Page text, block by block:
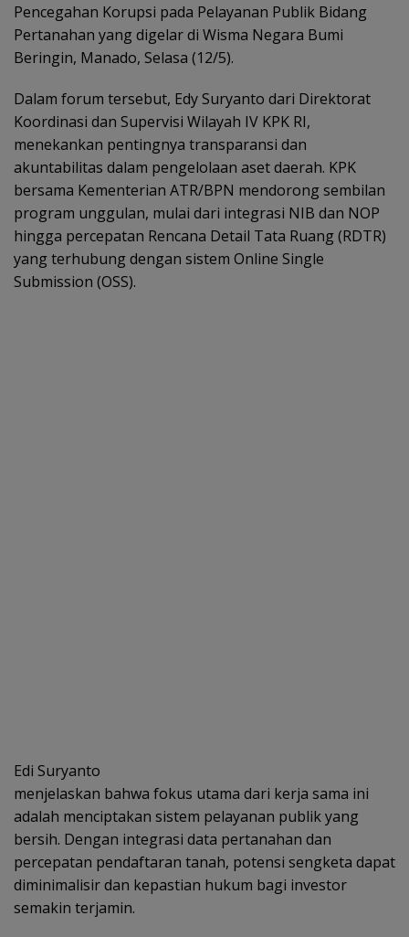
Pencegahan Korupsi pada Pelayanan Publik Bidang
Pertanahan yang digelar di Wisma Negara Bumi
Beringin, Manado, Selasa (12/5).
Dalam forum tersebut, Edy Suryanto dari Direktorat
Koordinasi dan Supervisi Wilayah IV KPK RI,
menekankan pentingnya transparansi dan
akuntabilitas dalam pengelolaan aset daerah. KPK
bersama Kementerian ATR/BPN mendorong sembilan
program unggulan, mulai dari integrasi NIB dan NOP
hingga percepatan Rencana Detail Tata Ruang (RDTR)
yang terhubung dengan sistem Online Single
Submission (OSS).
Edi Suryanto
menjelaskan bahwa fokus utama dari kerja sama ini
adalah menciptakan sistem pelayanan publik yang
bersih. Dengan integrasi data pertanahan dan
percepatan pendaftaran tanah, potensi sengketa dapat
diminimalisir dan kepastian hukum bagi investor
semakin terjamin.